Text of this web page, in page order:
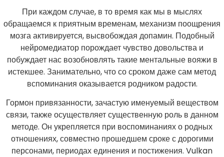
При каждом случае, в то время как мы в мыслях
обращаемся к приятным временам, механизм поощрения
мозга активируется, высвобождая допамин. Подобный
нейромедиатор порождает чувство довольства и
побуждает нас возобновлять такие ментальные вояжи в
истекшее. Занимательно, что со сроком даже сам метод
вспоминания оказывается родником радости.
Гормон привязанности, зачастую именуемый веществом
связи, также осуществляет существенную роль в данном
методе. Он укрепляется при воспоминаниях о родных
отношениях, совместно прошедшем сроке с дорогими
персонами, периодах единения и постижения. Vulkan